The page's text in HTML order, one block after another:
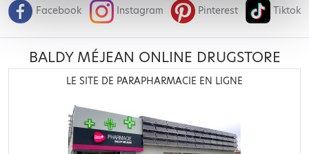
Facebook Instagram Pinterest Tiktok
BALDY MÉJEAN ONLINE DRUGSTORE
LE SITE DE PARAPHARMACIE EN LIGNE